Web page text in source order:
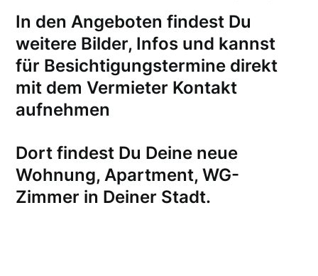
In den Angeboten findest Du
weitere Bilder, Infos und kannst
für Besichtigungstermine direkt
mit dem Vermieter Kontakt
aufnehmen
Dort findest Du Deine neue
Wohnung, Apartment, WG-
Zimmer in Deiner Stadt.